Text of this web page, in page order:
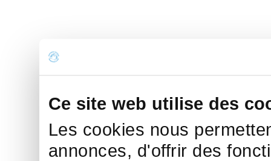
Ce site web utilise des
Les cookies nous
annonces, d'offrir des